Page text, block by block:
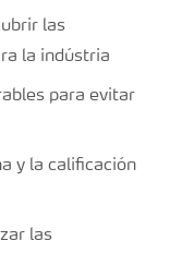
las
la indústria
para evitar
y la calificación
las